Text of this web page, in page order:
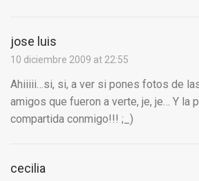
jose luis
10 diciembre 2009 at 22:55
Ahiiiii…si, si, a ver si pones fotos de
amigos que fueron a verte, je, je… Y la
compartida conmigo!!! ;_)
cecilia